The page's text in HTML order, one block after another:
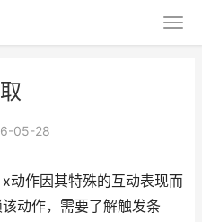
05-28
动作因其特殊的互动表现而
动作，需要了解触发条